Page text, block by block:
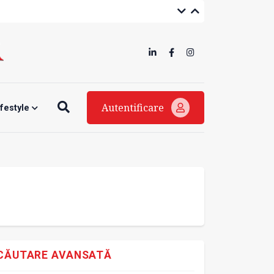
Autentificare
AVANSATĂ